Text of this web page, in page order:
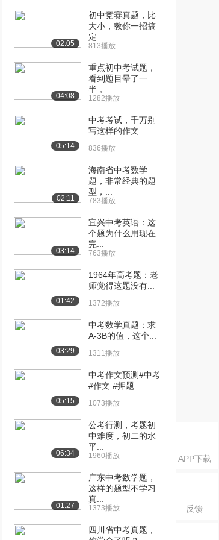
APP下载
反馈
[10] 03写作点睛—你才没
13:55
[11] 04写作点睛-你才没个
13:19
[12] 04写作点睛-你才没个
13:25
[13] 04写作点睛-你才没个
性呢（下）（...
13:11
规律方法（上）
规律方法（中）
[16] 01论说类文章阅读—
规律方法（下）
[17] 02论说类文章阅读—
如何解题（上）
1671播放
[18] 02论说类文章阅读—
如何解题（中）
2428播放
[19] 02论说类文章阅读—
1882播放
[20] 03抒情类文本阅读—
2228播放
02:05
初中竞赛真题，比
大小，教你一招搞
定
813播放
04:08
重点初中考试题，
看到题目晕了一
半，...
1282播放
05:14
中考考试，千万别
写这样的作文
836播放
02:11
海南省中考数学
题，非常经典的题
型，...
783播放
03:14
宜兴中考英语：这
个题为什么用现在
完...
763播放
01:42
1964年高考题：老
师觉得这题没有...
1372播放
03:29
中考数学真题：求
A-3B的值，这个...
1311播放
05:15
中考作文预测#中考
#作文 #押题
1073播放
06:34
公考行测，考题初
中难度，初二的水
平...
1960播放
01:27
广东中考数学题，
这样的题型不学习
真...
1373播放
四川省中考真题，